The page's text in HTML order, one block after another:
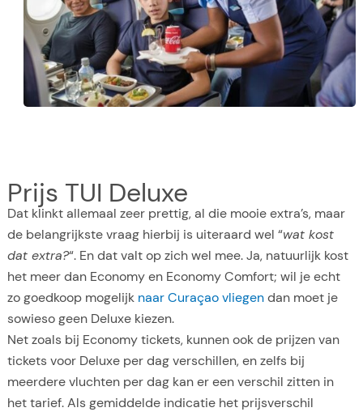
Prijs TUI Deluxe
Dat klinkt allemaal zeer prettig, al die mooie extra’s, maar
de belangrijkste vraag hierbij is uiteraard wel “wat kost
dat extra?“. En dat valt op zich wel mee. Ja, natuurlijk kost
het meer dan Economy en Economy Comfort; wil je echt
zo goedkoop mogelijk naar Curaçao vliegendan moet je
sowieso geen Deluxe kiezen.
Net zoals bij Economy tickets, kunnen ook de prijzen van
tickets voor Deluxe per dag verschillen, en zelfs bij
meerdere vluchten per dag kan er een verschil zitten in
het tarief. Als gemiddelde indicatie het prijsverschil